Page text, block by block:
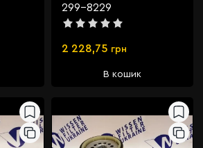
299-8229
2 228,75 грн
В кошик